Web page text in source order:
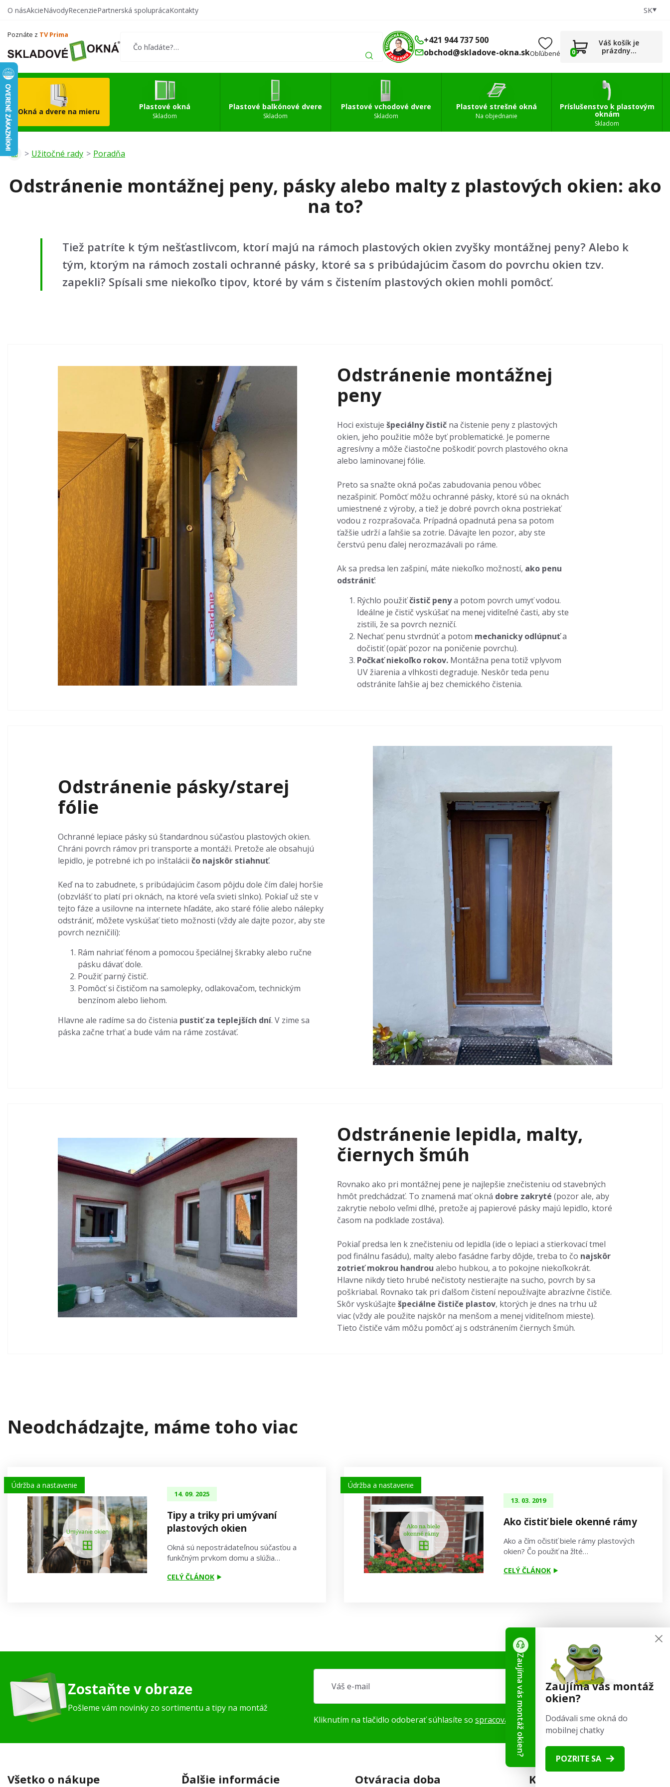
Vytvorte si vlastný
0
O násAkcieNávodyRecenziePartnerská spoluprácaKontakty SK
Poznáte z TV Prima
+421 944 737 500
obchod@skladove-okna.skObľúbené 0
Váš košík je
prázdny...
Okná a dvere na mieru
Plastové okná
Skladom
Plastové balkónové dvere
Skladom
Plastové vchodové dvere
Skladom
Plastové strešné okná
Na objednanie
Príslušenstvo k plastovým
oknám
Skladom
Užitočné rady Poradňa
Odstránenie montážnej peny, pásky alebo malty z plastových okien: ako
na to?
Tiež patríte k tým nešťastlivcom, ktorí majú na rámoch plastových okien zvyšky montážnej peny? Alebo k
tým, ktorým na rámoch zostali ochranné pásky, ktoré sa s pribúdajúcim časom do povrchu okien tzv.
zapekli? Spísali sme niekoľko tipov, ktoré by vám s čistením plastových okien mohli pomôcť.
Odstránenie montážnej
peny
Hoci existuje špeciálny čistič na čistenie peny z plastových
okien, jeho použitie môže byť problematické. Je pomerne
agresívny a môže čiastočne poškodiť povrch plastového okna
alebo laminovanej fólie.
Preto sa snažte okná počas zabudovania penou vôbec
nezašpiniť. Pomôcť môžu ochranné pásky, ktoré sú na oknách
umiestnené z výroby, a tiež je dobré povrch okna postriekať
vodou z rozprašovača. Prípadná opadnutá pena sa potom
ťažšie udrží a ľahšie sa zotrie. Dávajte len pozor, aby ste
čerstvú penu ďalej nerozmazávali po ráme.
Ak sa predsa len zašpiní, máte niekoľko možností, ako penu
odstrániť:
Rýchlo použiťčistič penya potom povrch umyť vodou.
Ideálne je čistič vyskúšať na menej viditeľné časti, aby ste
zistili, že sa povrch nezničí.
Nechať penu stvrdnúť a potom mechanicky odlúpnuťa
dočistiť (opäť pozor na poničenie povrchu).
Počkať niekoľko rokov. Montážna pena totiž vplyvom
UV žiarenia a vlhkosti degraduje. Neskôr teda penu
odstránite ľahšie aj bez chemického čistenia.
Odstránenie pásky/starej
fólie
Ochranné lepiace pásky sú štandardnou súčasťou plastových okien.
Chráni povrch rámov pri transporte a montáži. Pretože ale obsahujú
lepidlo, je potrebné ich po inštalácii čo najskôr stiahnuť.
Keď na to zabudnete, s pribúdajúcim časom pôjdu dole čím ďalej horšie
(obzvlášť to platí pri oknách, na ktoré veľa svieti slnko). Pokiaľ už ste v
tejto fáze a usilovne na internete hľadáte, ako staré fólie alebo nálepky
odstrániť, môžete vyskúšať tieto možnosti (vždy ale dajte pozor, aby ste
povrch nezničili):
Rám nahriať fénom a pomocou špeciálnej škrabky alebo ručne
pásku dávať dole.
Použiť parný čistič.
Pomôcť si čističom na samolepky, odlakovačom, technickým
benzínom alebo liehom.
Hlavne ale radíme sa do čistenia pustiť za teplejších dní. V zime sa
páska začne trhať a bude vám na ráme zostávať.
Odstránenie lepidla, malty,
čiernych šmúh
Rovnako ako pri montážnej pene je najlepšie znečisteniu od stavebných
hmôt predchádzať. To znamená mať okná dobre zakryté (pozor ale, aby
zakrytie nebolo veľmi dlhé, pretože aj papierové pásky majú lepidlo, ktoré
časom na podklade zostáva).
Pokiaľ predsa len k znečisteniu od lepidla (ide o lepiaci a stierkovací tmel
pod finálnu fasádu), malty alebo fasádne farby dôjde, treba to čo najskôr
zotrieť mokrou handrou alebo hubkou, a to pokojne niekoľkokrát.
Hlavne nikdy tieto hrubé nečistoty nestierajte na sucho, povrch by sa
poškriabal. Rovnako tak pri ďalšom čistení nepoužívajte abrazívne čističe.
Skôr vyskúšajte špeciálne čističe plastov, ktorých je dnes na trhu už
viac (vždy ale použite najskôr na menšom a menej viditeľnom mieste).
Tieto čističe vám môžu pomôcť aj s odstránením čiernych šmúh.
Neodchádzajte, máme toho viac
Údržba a nastavenie
14. 09. 2025
Tipy a triky pri umývaní
plastových okien
Okná sú nepostrádateľnou súčasťou a
funkčným prvkom domu a slúžia…
CELÝ ČLÁNOK
Údržba a nastavenie
13. 03. 2019
Ako čistiť biele okenné rámy
Ako a čím očistiť biele rámy plastových
okien? Čo použiť na žlté…
CELÝ ČLÁNOK
Zostaňte v obraze
Pošleme vám novinky zo sortimentu a tipy na montáž
Kliknutím na tlačidlo odoberať súhlasíte so spracovaním osobných údajov.
Všetko o nákupe Ďalšie informácie Otváracia doba Kontaktné informácie
Zaujíma vás montáž
okien?
Dodávali sme okná do
mobilnej chatky
POZRITE SA
Zaujíma vás montáž okien?